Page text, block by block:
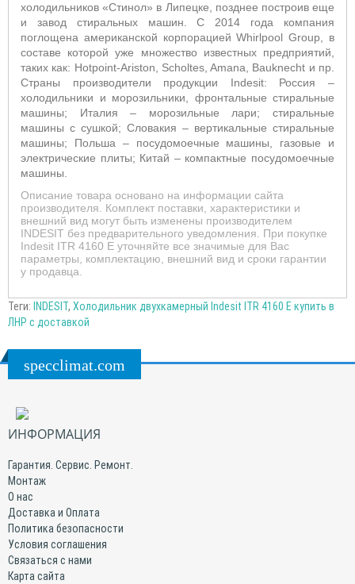
холодильников «Стинол» в Липецке, позднее построив еще
и завод стиральных машин. С 2014 года компания
поглощена американской корпорацией Whirlpool Group, в
составе которой уже множество известных предприятий,
таких как: Hotpoint-Ariston, Scholtes, Amana, Bauknecht и пр.
Страны производители продукции Indesit: Россия –
холодильники и морозильники, фронтальные стиральные
машины; Италия – морозильные лари; стиральные
машины с сушкой; Словакия – вертикальные стиральные
машины; Польша – посудомоечные машины, газовые и
электрические плиты; Китай – компактные посудомоечные
машины.
Описание товара основано на информации сайта
производителя. Комплект поставки, характеристики и
внешний вид могут быть изменены производителем
INDESIT без предварительного уведомления. При покупке
Indesit ITR 4160 E уточняйте все значимые для Вас
параметры, комплектацию, внешний вид и сроки гарантии
у продавца.
Теги: INDESIT, Холодильник двухкамерный Indesit ITR 4160 E купить в
ЛНР с доставкой
specclimat.com
ИНФОРМАЦИЯ
Гарантия. Сервис. Ремонт.
Монтаж
О нас
Доставка и Оплата
Политика безопасности
Условия соглашения
Связаться с нами
Карта сайта